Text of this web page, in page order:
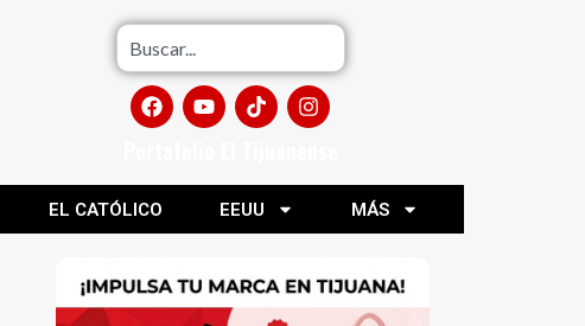
EL CATÓLICO EEUU MÁS